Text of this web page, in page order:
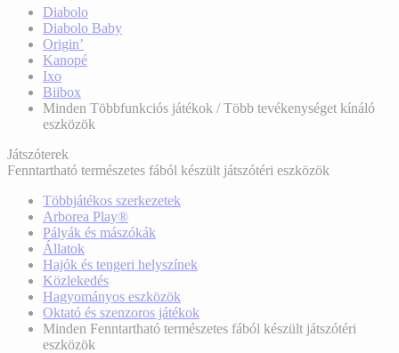
Diabolo
Diabolo Baby
Origin’
Kanopé
Ixo
Biibox
Minden Többfunkciós játékok / Több tevékenységet kínáló
eszközök
Játszóterek
Fenntartható természetes fából készült játszótéri eszközök
Többjátékos szerkezetek
Arborea Play®
Pályák és mászókák
Állatok
Hajók és tengeri helyszínek
Közlekedés
Hagyományos eszközök
Oktató és szenzoros játékok
Minden Fenntartható természetes fából készült játszótéri
eszközök